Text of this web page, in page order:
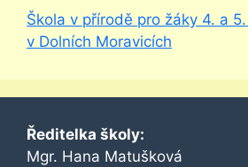
Škola v přírodě pro žáky 4. a
v Dolních Moravicích
Ředitelka školy:
Mgr. Hana Matušková